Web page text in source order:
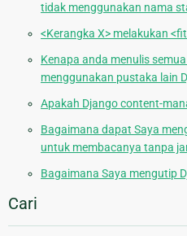
tidak menggunakan nama
<Kerangka X> melakukan
Kenapa anda menulis
menggunakan pustaka lain
Apakah Django content-
Bagaimana dapat Saya
untuk membacanya tanpa
Bagaimana Saya mengutip
Cari